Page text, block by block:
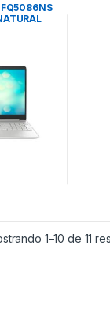
FQ5086NS
1–10 de 11